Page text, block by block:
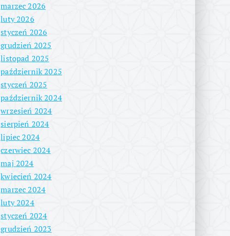
marzec 2026
luty 2026
styczeń 2026
grudzień 2025
listopad 2025
październik 2025
styczeń 2025
październik 2024
wrzesień 2024
sierpień 2024
lipiec 2024
czerwiec 2024
maj 2024
kwiecień 2024
marzec 2024
luty 2024
styczeń 2024
grudzień 2023